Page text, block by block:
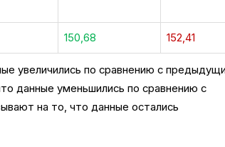
150,68 152,41
увеличились по сравнению с
данные уменьшились по сравнению с
на то, что данные остались